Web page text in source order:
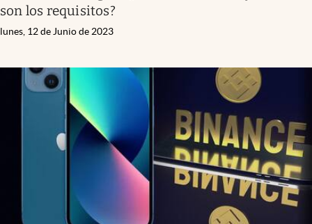
son los requisitos?
lunes, 12 de Junio de 2023